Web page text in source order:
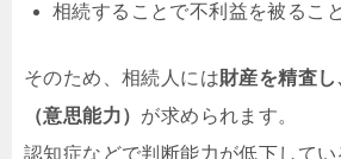
相続することで不利益を被るこ
そのため、相続人には財産を精査
（意思能力） が求められます。
認知症などで判断能力が低下して